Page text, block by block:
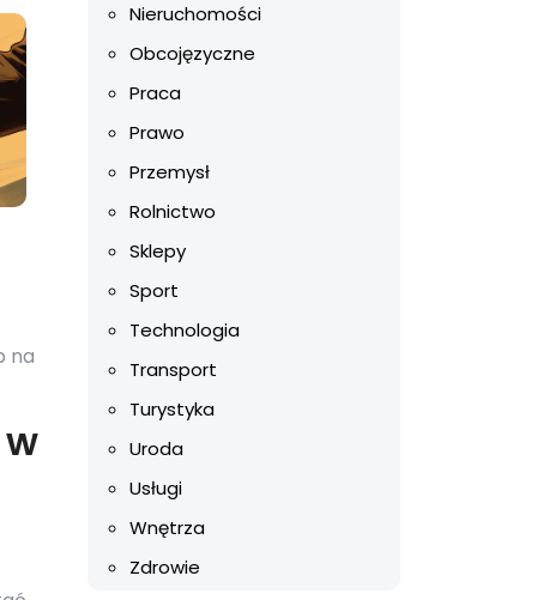
na
Nieruchomości
Obcojęzyczne
Praca
Prawo
Przemysł
Rolnictwo
Sklepy
Sport
Technologia
Transport
Turystyka
Uroda
Usługi
Wnętrza
Zdrowie